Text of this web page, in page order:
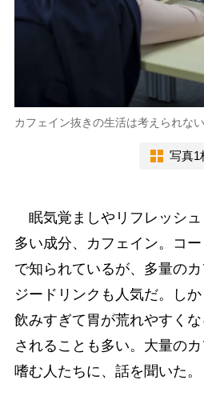
カフェイン抜きの生活は考えられな
写真1
眠気覚ましやリフレッシュ
多い成分、カフェイン。コ
で知られているが、多量の
ジードリンクも人気だ。しか
飲みすぎて胃が荒れやすく
されることも多い。大量の
嗜む人たちに、話を聞いた。